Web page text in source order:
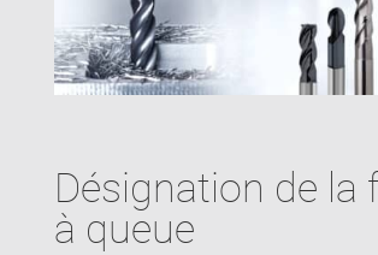
Désignation de la
à queue